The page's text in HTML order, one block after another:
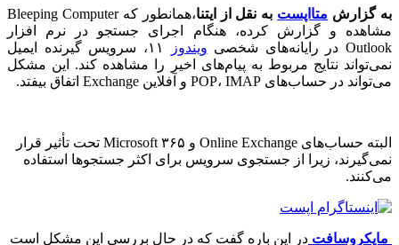
به گزارش متااپست به نقل از ايتنا
،همانطور که Bleeping Computer
مشاهده و گزارش کرده، هنگام اجرای جستجو در نرم افزار
Outlook در رایانه‌های شخصی
ویندوز
۱۱، سرویس گیرنده ایمیل
نمی‌تواند نتایج مربوط به پیام‌های اخیر را مشاهده کند. این مشکل
می‌تواند در حساب‌های POP، IMAP و آفلاین Exchange اتفاق بیفتد.
البته حساب‌های Online Exchange و Microsoft ۳۶۵ تحت تأثیر قرار
نمی‌گیرند، زیرا از جستجوی سرویس برای اکثر جستجو‌ها استفاده
می‌کنند.
مایکروسافت در این باره گفت که در حال بررسی این مشکل است